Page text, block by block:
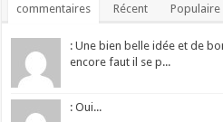
commentaires Récent Populaire
: Une bien belle idée et de
encore faut il se p...
: Oui...